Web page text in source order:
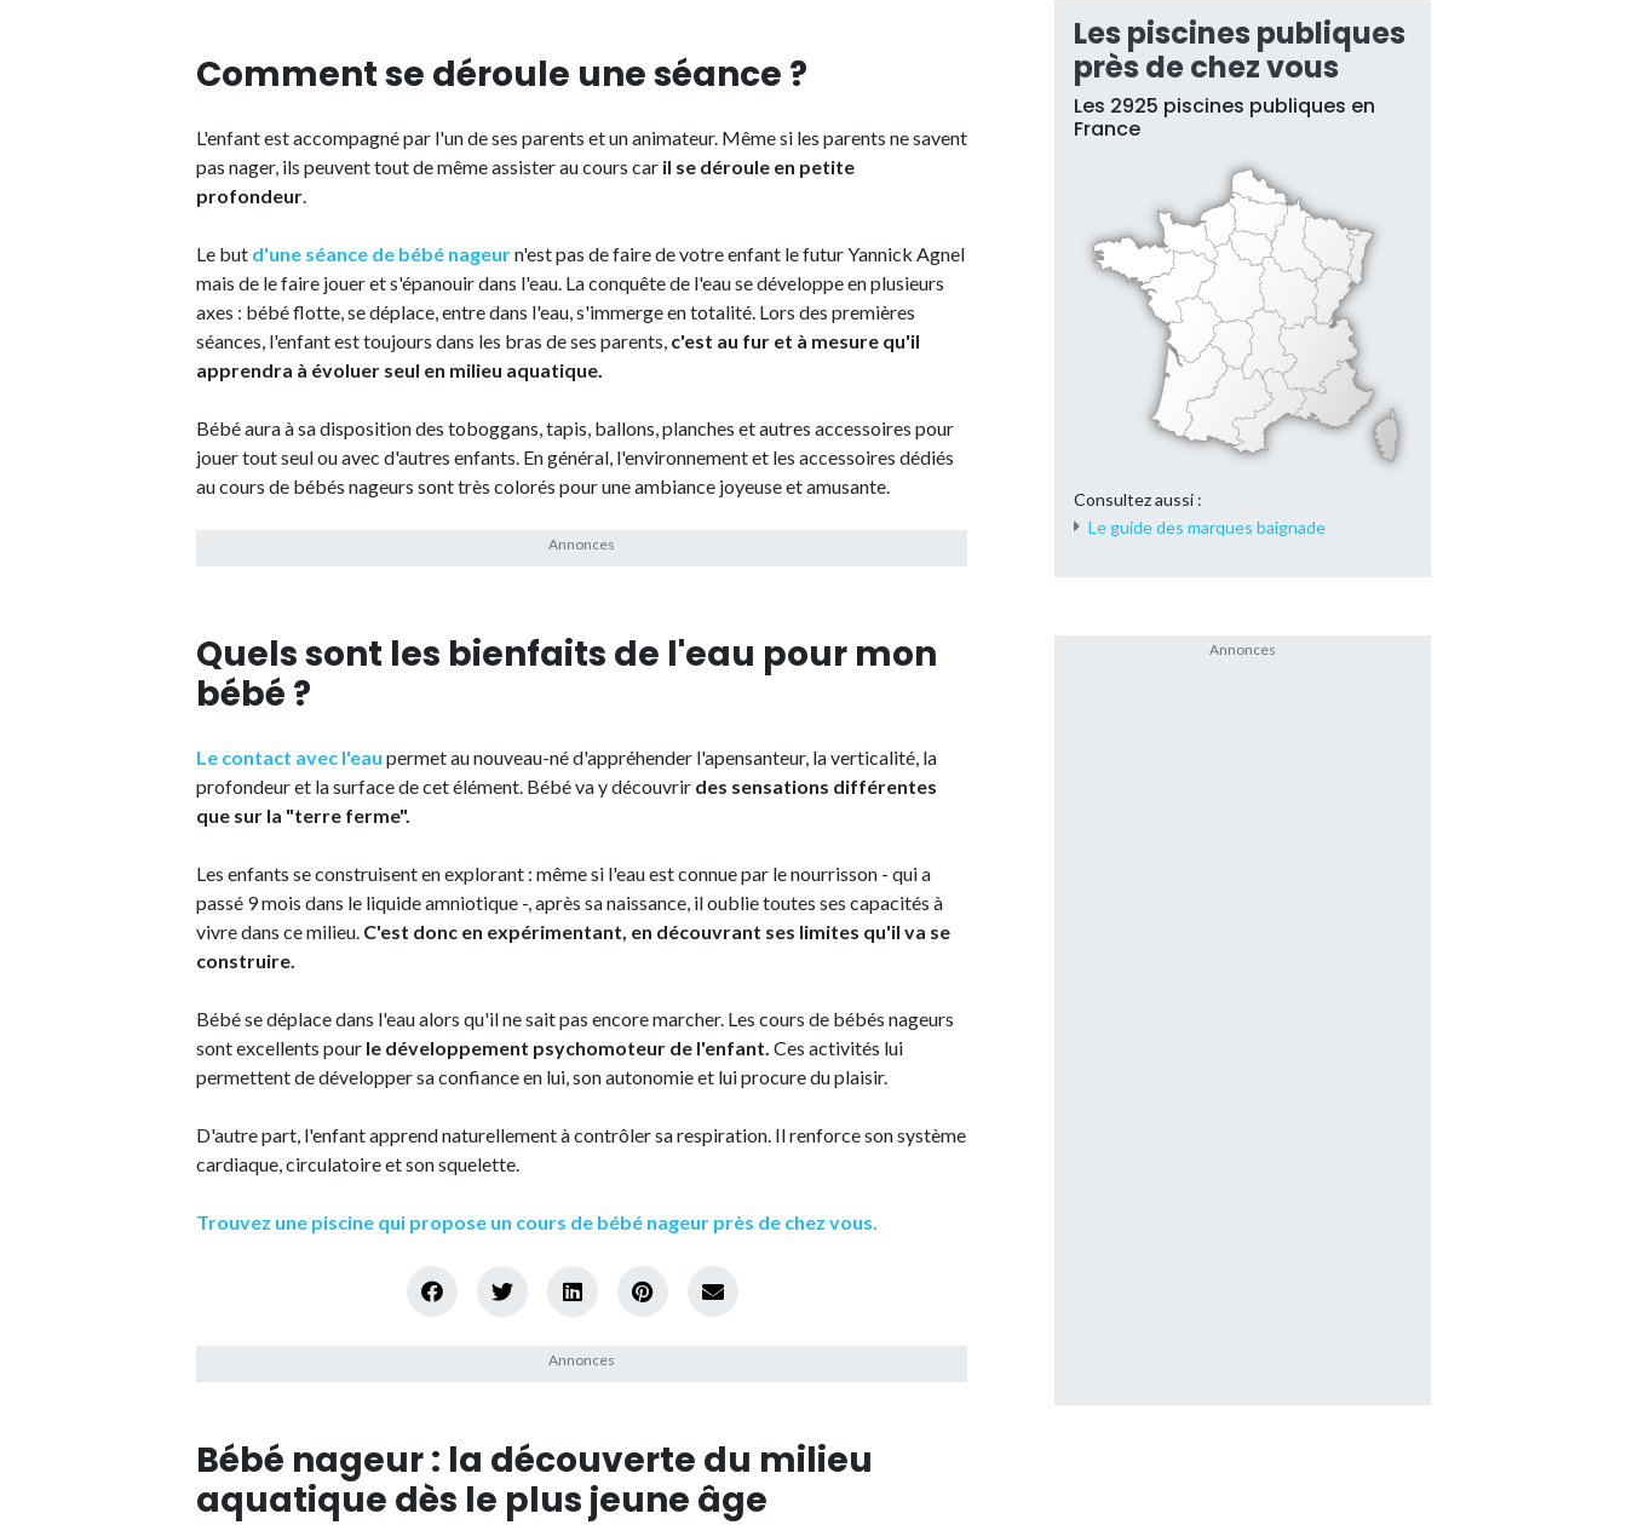
Comment se déroule une séance ?
L'enfant est accompagné par l'un de ses parents et un animateur. Même si les parents ne savent
pas nager, ils peuvent tout de même assister au cours car il se déroule en petite
profondeur.
Le but d'une séance de bébé nageurn'est pas de faire de votre enfant le futur Yannick Agnel
mais de le faire jouer et s'épanouir dans l'eau. La conquête de l'eau se développe en plusieurs
axes : bébé flotte, se déplace, entre dans l'eau, s'immerge en totalité. Lors des premières
séances, l'enfant est toujours dans les bras de ses parents, c'est au fur et à mesure qu'il
apprendra à évoluer seul en milieu aquatique.
Bébé aura à sa disposition des toboggans, tapis, ballons, planches et autres accessoires pour
jouer tout seul ou avec d'autres enfants. En général, l'environnement et les accessoires dédiés
au cours de bébés nageurs sont très colorés pour une ambiance joyeuse et amusante.
Quels sont les bienfaits de l'eau pour mon
bébé ?
Le contact avec l'eau permet au nouveau-né d'appréhender l'apensanteur, la verticalité, la
profondeur et la surface de cet élément. Bébé va y découvrir des sensations différentes
que sur la "terre ferme".
Les enfants se construisent en explorant : même si l'eau est connue par le nourrisson - qui a
passé 9 mois dans le liquide amniotique -, après sa naissance, il oublie toutes ses capacités à
vivre dans ce milieu. C'est donc en expérimentant, en découvrant ses limites qu'il va se
construire.
Bébé se déplace dans l'eau alors qu'il ne sait pas encore marcher. Les cours de bébés nageurs
sont excellents pour le développement psychomoteur de l'enfant. Ces activités lui
permettent de développer sa confiance en lui, son autonomie et lui procure du plaisir.
D'autre part, l'enfant apprend naturellement à contrôler sa respiration. Il renforce son système
cardiaque, circulatoire et son squelette.
Trouvez une piscine qui propose un cours de bébé nageur près de chez vous.
Bébé nageur : la découverte du milieu
aquatique dès le plus jeune âge
Les piscines publiques
près de chez vous
Les 2925 piscines publiques en
France
Consultez aussi :
Le guide des marques baignade